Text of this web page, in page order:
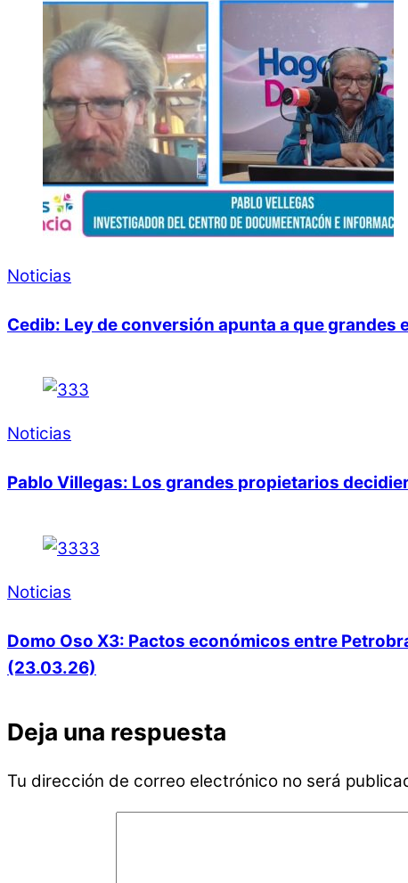
Noticias
Cedib: Ley de conversión apunta a que
Noticias
Pablo Villegas: Los grandes propietarios
Noticias
Domo Oso X3: Pactos económicos entre
(23.03.26)
Deja una respuesta
Tu dirección de correo electrónico no será